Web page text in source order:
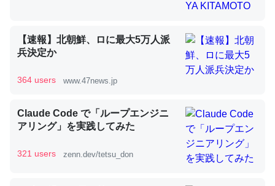
論文では「淡水はカルシウムも酸素も不足してて両方に不
利だから両方が拮抗してるのでは」とあって面白い。海に
ずキチンを強化してる筈だが、酵素が違うのか？
─ニュース :: 【研究発表】昆虫学の大問題＝「昆虫はなぜ海にいな
いのか」に関する新仮説
【速報】北朝鮮、ロに最大5万人派
兵決定か
364 users www.47news.jp
Claude Code で「ループエンジニ
アリング」を実践してみた
321 users zenn.dev/tetsu_don